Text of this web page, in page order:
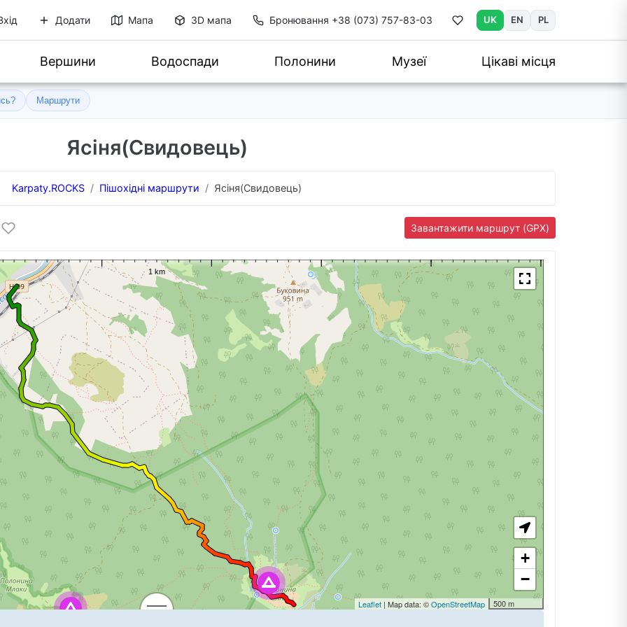
Додати Мапа 3D мапа Бронювання +38 (073) 757-83-03 UK EN PL
Вершини Водоспади Полонини Музеї Цікаві місця
Маршрути
Ясіня(Свидовець)
Karpaty.ROCKS Пішохідні маршрути Ясіня(Свидовець)
Завантажити маршрут (GPX)
+
−
500 m
Leaflet | Map data: ©OpenStreetMap